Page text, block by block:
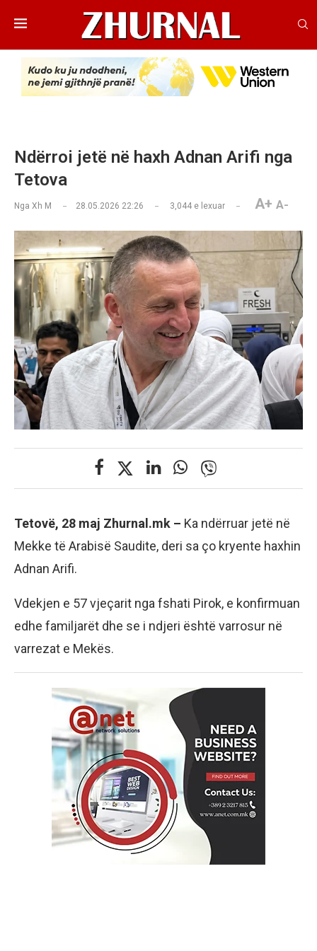
Ndërroi jetë në haxh Adnan Arifi nga
Tetova
Nga Xh M 28.05.2026 22:26 3,044 e lexuar A+ A-
Tetovë, 28 maj Zhurnal.mk – Ka ndërruar jetë në
Mekke të Arabisë Saudite, deri sa ço kryente haxhin
Adnan Arifi.
Vdekjen e 57 vjeçarit nga fshati Pirok, e konfirmuan
edhe familjarët dhe se i ndjeri është varrosur në
varrezat e Mekës.